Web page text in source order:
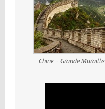
Chine – Grande Muraille